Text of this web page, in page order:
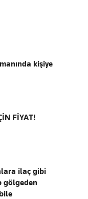
kişiye
FİYAT!
ilaç gibi
gölgeden